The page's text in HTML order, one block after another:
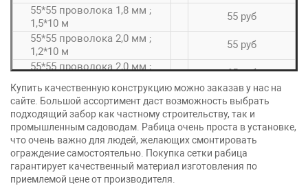
55*55 проволока 1,8 мм ;
1,5*10 м
55 руб
55*55 проволока 2,0 мм ;
1,2*10 м
55 руб
55*55 проволока 2,0 мм ;
65 руб
55*55 проволока 1,6 мм ;
1,2*10 м
30 руб
55*55 проволока 1,6 мм ;
1,5*10 м
35 руб
55*55 проволока 1,8 мм ;
1,5*10 м
40 руб
55*55 проволока 2,0 мм ;
Купить качественную конструкцию можно заказав у нас на
сайте. Большой ассортимент даст возможность выбрать
подходящий забор как частному строительству, так и
промышленным садоводам. Рабица очень проста в установке,
что очень важно для людей, желающих смонтировать
ограждение самостоятельно. Покупка сетки рабица
гарантирует качественный материал изготовления по
приемлемой цене от производителя.